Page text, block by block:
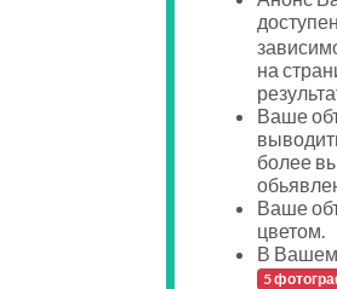
на
Ваше
более
Ваше
цветом.
В Вашем
5